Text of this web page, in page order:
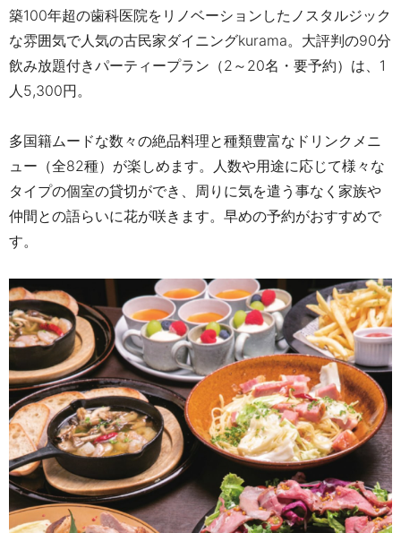
築100年超の歯科医院をリノベーションしたノスタルジック
な雰囲気で人気の古民家ダイニングkurama。 大評判の90分
飲み放題付きパーティープラン（2 ～ 20名・要予約）は、 1
人 5,300円。
多国籍ムードな数々の絶品料理と種類豊富なドリンクメニ
ュー（全82種）が楽しめます。人数や用途に応じて様々な
タイプの個室の貸切ができ、周りに気を遣う事なく家族や
仲間との語らいに花が咲きます。早めの予約がおすすめで
す。